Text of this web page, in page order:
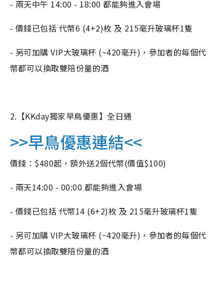
- 兩天中午 14:00 - 18:00 都能夠進入會場
- 價錢已包括 代幣6 (4+2)枚 及 215毫升玻璃杯1隻
- 另可加購 VIP大玻璃杯 (~420毫升)，參加者的每個代
幣都可以換取雙陪份量的酒
2.【KKday獨家早鳥優惠】全日通
>>早鳥優惠連結<<
價錢：$480起，額外送2個代幣(價值$100)
- 兩天14:00 - 00:00 都能夠進入會場
- 價錢已包括 代幣14 (6+2)枚 及 215毫升玻璃杯1隻
- 另可加購 VIP大玻璃杯 (~420毫升)，參加者的每個代
幣都可以換取雙陪份量的酒